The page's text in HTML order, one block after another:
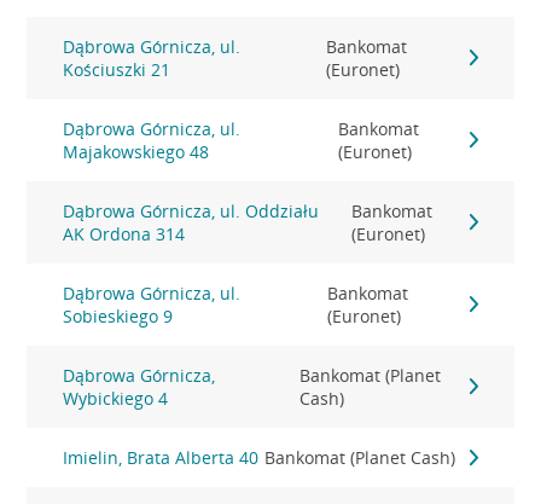
Dąbrowa Górnicza, ul.
Kościuszki 21
Bankomat
(Euronet)
Dąbrowa Górnicza, ul.
Majakowskiego 48
Bankomat
(Euronet)
Dąbrowa Górnicza, ul. Oddziału
AK Ordona 314
Bankomat
(Euronet)
Dąbrowa Górnicza, ul.
Sobieskiego 9
Bankomat
(Euronet)
Dąbrowa Górnicza,
Wybickiego 4
Bankomat (Planet
Cash)
Imielin, Brata Alberta 40 Bankomat (Planet Cash)